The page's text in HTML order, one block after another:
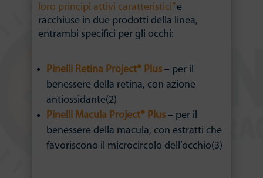
loro principi attivi caratteristici”e
racchiuse in due prodotti della linea,
entrambi specifici per gli occhi:
Pinelli Retina Project® Plus– per il
benessere della retina, con azione
antiossidante(2)
Pinelli Macula Project® Plus– per il
benessere della macula, con estratti che
favoriscono il microcircolo dell’occhio(3)